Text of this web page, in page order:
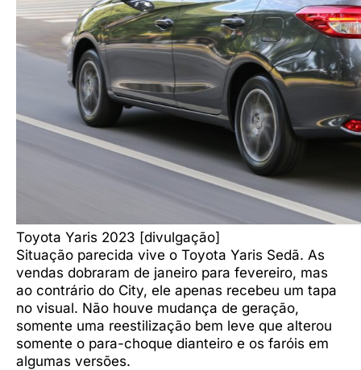
Toyota Yaris 2023 [divulgação]
Situação parecida vive o Toyota Yaris Sedã. As
vendas dobraram de janeiro para fevereiro, mas
ao contrário do City, ele apenas recebeu um tapa
no visual. Não houve mudança de geração,
somente uma reestilização bem leve que alterou
somente o para-choque dianteiro e os faróis em
algumas versões.